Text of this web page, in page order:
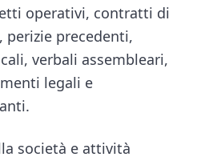
operativi, contratti di
precedenti,
verbali assembleari,
legali e
società e attività